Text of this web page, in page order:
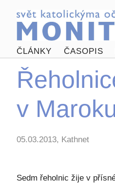
ČLÁNKY ČASOPIS
v
05.03.2013, Kathnet
Sedm řeholnic žije v